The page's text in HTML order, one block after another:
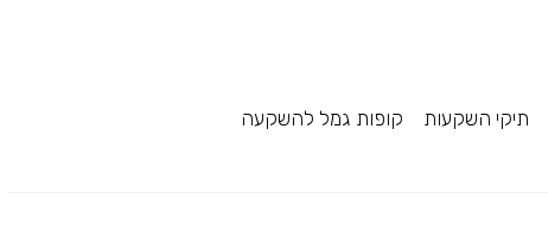
תיקי השקעות קופות גמל להשקעה